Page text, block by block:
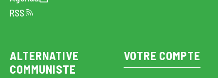
RSS
ALTERNATIVE
COMMUNISTE
VOTRE COMPTE